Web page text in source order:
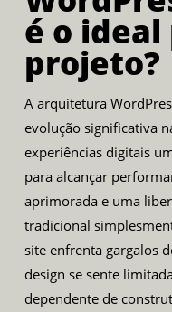
é o ideal
projeto?
A arquitetura
evolução significativa
experiências digitais
para alcançar
aprimorada e uma
tradicional
site enfrenta gargalos
design se sente
dependente de